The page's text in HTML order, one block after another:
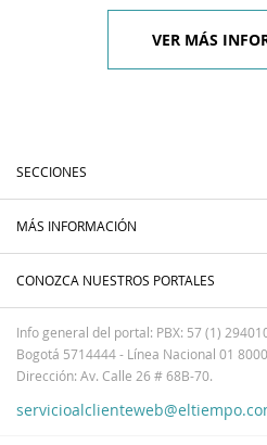
VER MÁS
SECCIONES
MÁS INFORMACIÓN
CONOZCA NUESTROS PORTALES
Info general del portal: PBX: 57 (1)
Bogotá 5714444 - Línea Nacional 01
Dirección: Av. Calle 26 # 68B-70.